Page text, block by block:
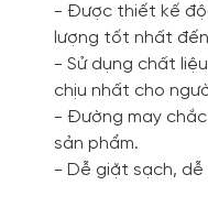
- Được thiết kế
lượng tốt nhất
- Sử dụng chất
chịu nhất cho
- Đường may
sản phẩm.
- Dễ giặt sạch, dễ